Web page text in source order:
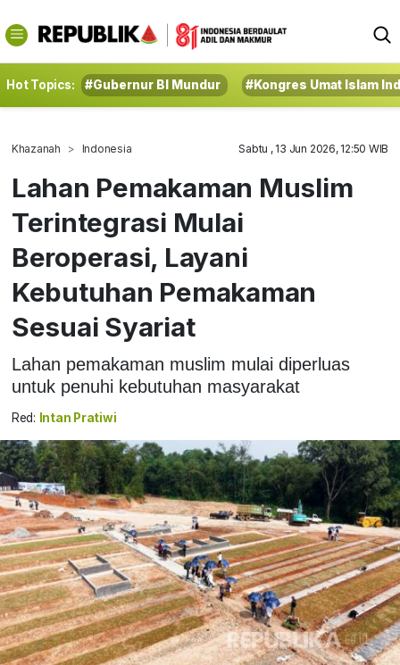
Hot Topics: #Gubernur BI Mundur #Kongres Umat Islam
Khazanah Indonesia Sabtu , 13 Jun 2026, 12:50 WIB
Lahan Pemakaman Muslim
Terintegrasi Mulai
Beroperasi, Layani
Kebutuhan Pemakaman
Sesuai Syariat
Lahan pemakaman muslim mulai diperluas
untuk penuhi kebutuhan masyarakat
Red: Intan Pratiwi